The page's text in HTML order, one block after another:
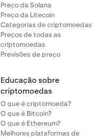
Preço da Solana
Preço da Litecoin
Categorias de criptomoedas
Preços de todas as
criptomoedas
Previsões de preço
Educação sobre
criptomoedas
O que é criptomoeda?
O que é Bitcoin?
O que é Ethereum?
Melhores plataformas de